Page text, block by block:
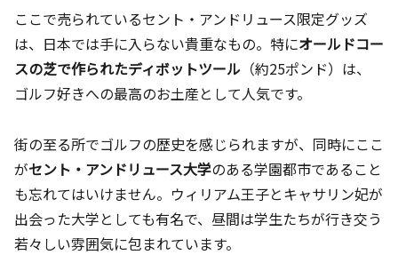
ここで売られているセント・アンドリュース限定グッズ
は、日本では手に入らない貴重なもの。特にオールドコー
スの芝で作られたディボットツール （約25ポンド）は、
ゴルフ好きへの最高のお土産として人気です。
街の至る所でゴルフの歴史を感じられますが、同時にここ
がセント・アンドリュース大学のある学園都市であること
も忘れてはいけません。ウィリアム王子とキャサリン妃が
出会った大学としても有名で、昼間は学生たちが行き交う
若々しい雰囲気に包まれています。